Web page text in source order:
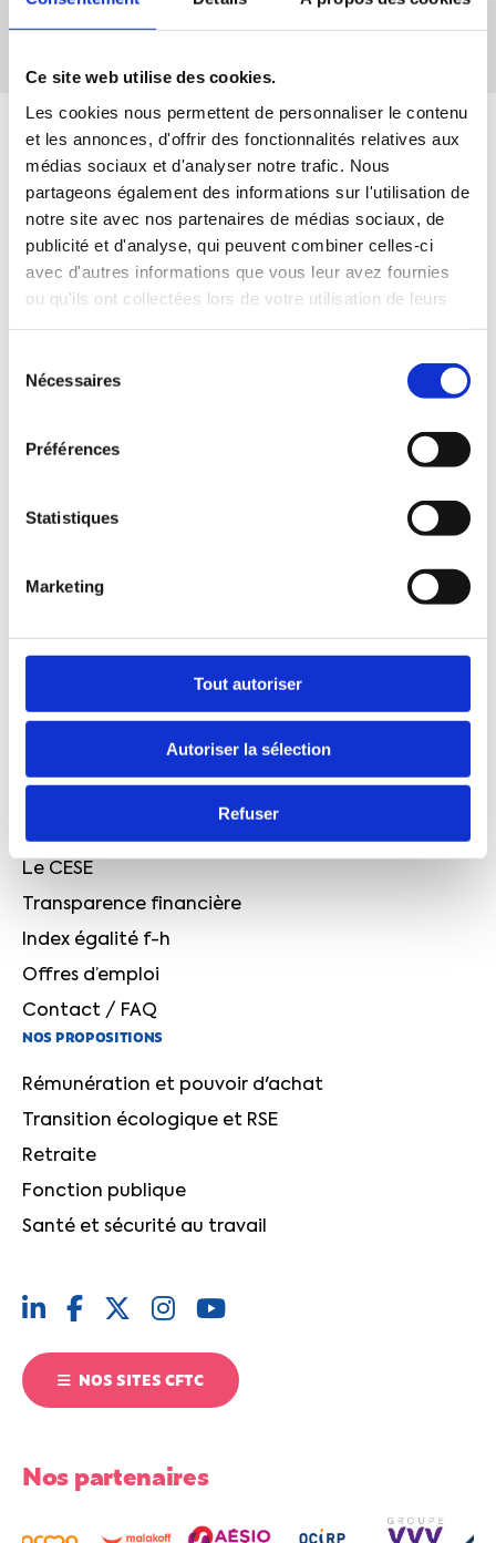
Ce site web utilise des cookies.
Les cookies nous permettent de personnaliser le contenu
et les annonces, d'offrir des fonctionnalités relatives aux
médias sociaux et d'analyser notre trafic. Nous
partageons également des informations sur l'utilisation de
notre site avec nos partenaires de médias sociaux, de
publicité et d'analyse, qui peuvent combiner celles-ci
avec d'autres informations que vous leur avez fournies
ou qu'ils ont collectées lors de votre utilisation de leurs
Nécessaires
Préférences
Statistiques
Marketing
Tout autoriser
Autoriser la sélection
Refuser
voyager le pouvoir d'achat
violences sexistes et sexuelles de la CFTC
l'UCANSS, la CFTC signe un accord d'entreprise
L'édito de Cyril Chabanier : face à l'urgence, le
sursaut n'est plus une option, c'est une exigence!
France avance, mais trop lentement
Le projet CFTC
Le CESE
Transparence financière
Index égalité f-h
Offres d’emploi
Contact / FAQ
NOS PROPOSITIONS
Rémunération et pouvoir d'achat
Transition écologique et RSE
Retraite
Fonction publique
Santé et sécurité au travail
NOS SITES CFTC
Nos partenaires